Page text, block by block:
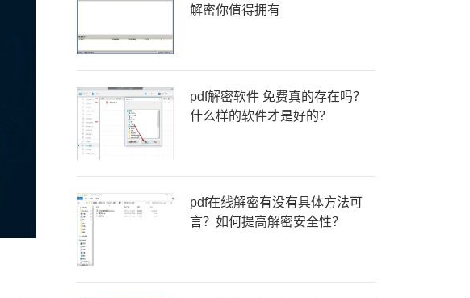
解密你值得拥有
pdf解密软件 免费真的存在吗？
什么样的软件才是好的？
pdf在线解密有没有具体方法可
言？如何提高解密安全性？